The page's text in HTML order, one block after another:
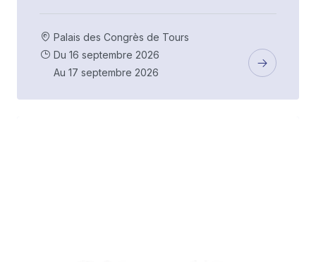
Palais des Congrès de Tours
Du 16 septembre 2026
Au 17 septembre 2026